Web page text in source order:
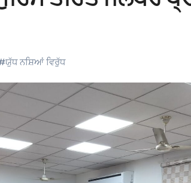
ਯੁੱਧ ਨਸ਼ਿਆਂ ਵਿਰੁੱਧ